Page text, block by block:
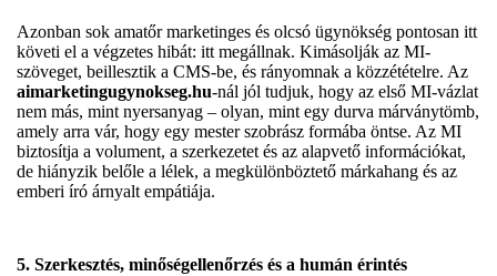
Azonban sok amatőr marketinges és olcsó ügynökség pontosan itt
követi el a végzetes hibát: itt megállnak. Kimásolják az MI-
szöveget, beillesztik a CMS-be, és rányomnak a közzétételre. Az
aimarketingugynokseg.hu-nál jól tudjuk, hogy az első MI-vázlat
nem más, mint nyersanyag – olyan, mint egy durva márványtömb,
amely arra vár, hogy egy mester szobrász formába öntse. Az MI
biztosítja a volument, a szerkezetet és az alapvető információkat,
de hiányzik belőle a lélek, a megkülönböztető márkahang és az
emberi író árnyalt empátiája.
5. Szerkesztés, minőségellenőrzés és a humán érintés